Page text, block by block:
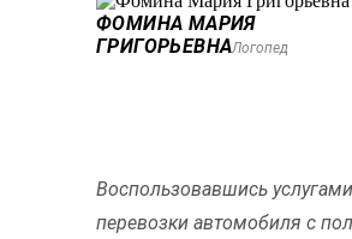
ФОМИНА МАРИЯ
ГРИГОРЬЕВНАЛогопед
Воспользовавшись
перевозки автомобиля с